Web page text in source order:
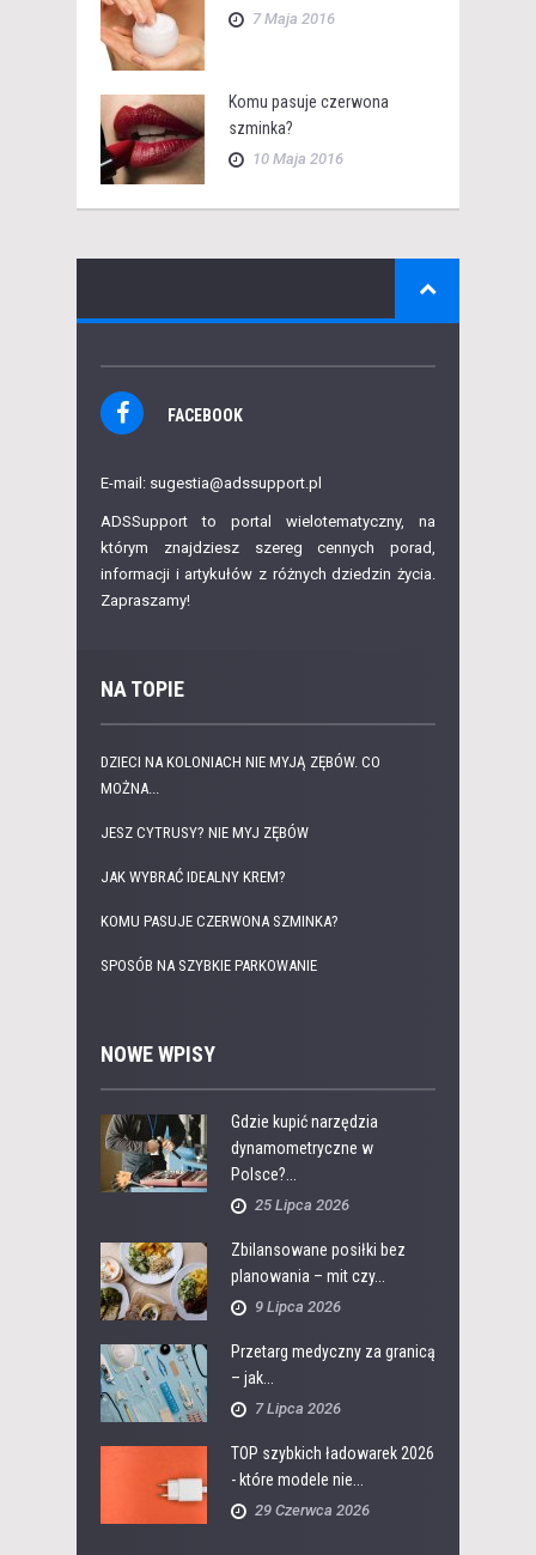
7 Maja 2016
Komu pasuje czerwona
szminka?
10 Maja 2016
FACEBOOK
E-mail: sugestia@adssupport.pl
ADSSupport to portal wielotematyczny, na
którym znajdziesz szereg cennych porad,
informacji i artykułów z różnych dziedzin życia.
Zapraszamy!
NA TOPIE
DZIECI NA KOLONIACH NIE MYJĄ ZĘBÓW. CO
MOŻNA...
JESZ CYTRUSY? NIE MYJ ZĘBÓW
JAK WYBRAĆ IDEALNY KREM?
KOMU PASUJE CZERWONA SZMINKA?
SPOSÓB NA SZYBKIE PARKOWANIE
NOWE WPISY
Gdzie kupić narzędzia
dynamometryczne w
Polsce?...
25 Lipca 2026
Zbilansowane posiłki bez
planowania – mit czy...
9 Lipca 2026
Przetarg medyczny za granicą
– jak...
7 Lipca 2026
TOP szybkich ładowarek 2026
- które modele nie...
29 Czerwca 2026